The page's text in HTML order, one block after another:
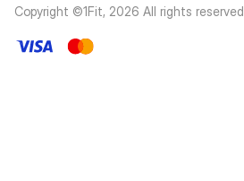
Copyright ©1Fit, 2026 All rights reserved